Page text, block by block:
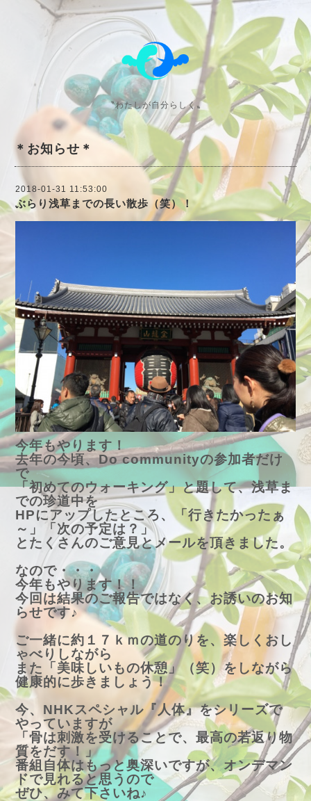
〝わたしが自分らしく〟
＊お知らせ＊
2018-01-31 11:53:00
ぶらり浅草までの長い散歩（笑）！
今年もやります！
去年の今頃、Do communityの参加者だけ
で
「初めてのウォーキング」と題して、浅草ま
での珍道中を
HPにアップしたところ、「行きたかったぁ
～」「次の予定は？」
とたくさんのご意見とメールを頂きました。
なので・・・
今年もやります！！
今回は結果のご報告ではなく、お誘いのお知
らせです♪
ご一緒に約１７ｋｍの道のりを、楽しくおし
ゃべりしながら
また「美味しいもの休憩」（笑）をしながら
健康的に歩きましょう！
今、NHKスペシャル『人体』をシリーズで
やっていますが
「骨は刺激を受けることで、最高の若返り物
質をだす！」
番組自体はもっと奥深いですが、オンデマン
ドで見れると思うので
ぜひ、みて下さいね♪